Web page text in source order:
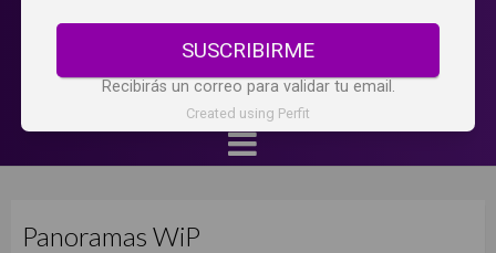
Panoramas WiP
SUSCRIBIRME
Recibirás un correo para validar tu email.
Created using Perfit